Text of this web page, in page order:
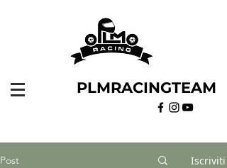
PLMRACINGTEAM
Post Iscriviti